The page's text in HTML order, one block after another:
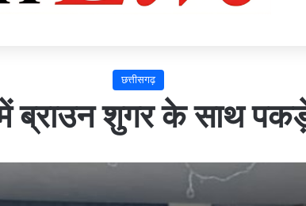
छत्तीसगढ़
ब्राउन शुगर के साथ